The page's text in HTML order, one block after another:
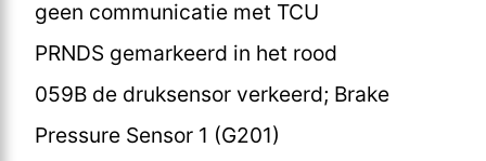
geen communicatie met TCU
PRNDS gemarkeerd in het rood
059B de druksensor verkeerd; Brake
Pressure Sensor 1 (G201)